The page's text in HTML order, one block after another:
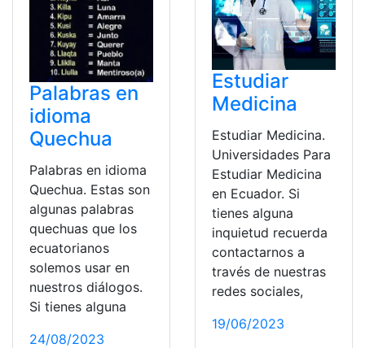
Palabras en
idioma
Quechua
Palabras en idioma
Quechua. Estas son
algunas palabras
quechuas que los
ecuatorianos
solemos usar en
nuestros diálogos.
Si tienes alguna
24/08/2023
Estudiar
Medicina
Estudiar Medicina.
Universidades Para
Estudiar Medicina
en Ecuador. Si
tienes alguna
inquietud recuerda
contactarnos a
través de nuestras
redes sociales,
19/06/2023